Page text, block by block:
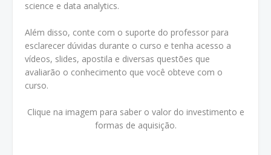
science e data analytics.
Além disso, conte com o suporte do professor para
esclarecer dúvidas durante o curso e tenha acesso a
vídeos, slides, apostila e diversas questões que
avaliarão o conhecimento que você obteve com o
curso.
Clique na imagem para saber o valor do investimento e
formas de aquisição.